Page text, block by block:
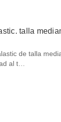
talla
de talla
al t…